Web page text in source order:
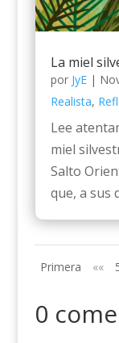
La miel
por JyE|
Realista,
Lee
miel
Salto
que, a sus
Primera ««
0